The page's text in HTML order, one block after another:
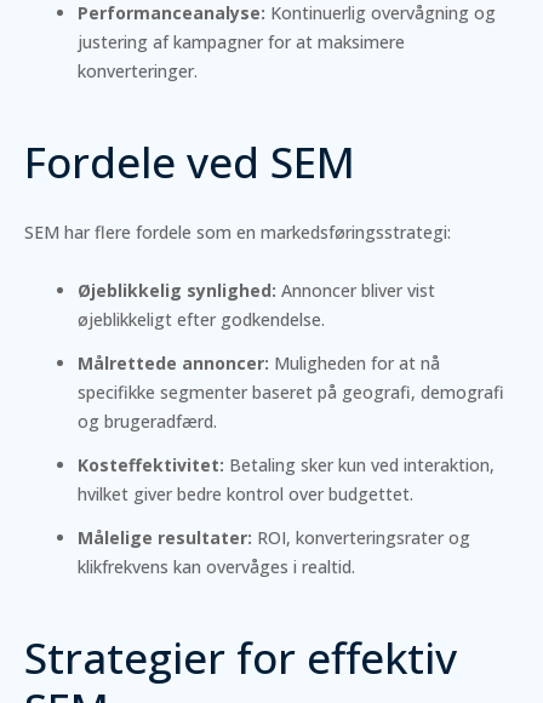
Performanceanalyse: Kontinuerlig overvågning og
justering af kampagner for at maksimere
konverteringer.
Fordele ved SEM
SEM har flere fordele som en markedsføringsstrategi:
Øjeblikkelig synlighed: Annoncer bliver vist
øjeblikkeligt efter godkendelse.
Målrettede annoncer: Muligheden for at nå
specifikke segmenter baseret på geografi, demografi
og brugeradfærd.
Kosteffektivitet: Betaling sker kun ved interaktion,
hvilket giver bedre kontrol over budgettet.
Målelige resultater: ROI, konverteringsrater og
klikfrekvens kan overvåges i realtid.
Strategier for effektiv